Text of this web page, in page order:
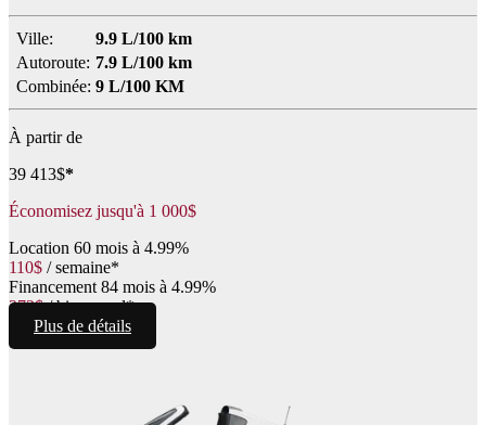
Ville:
9.9 L/100 km
Autoroute: 7.9 L/100 km
Combinée: 9 L/100 KM
À partir de
39 413$*
Économisez jusqu'à 1 000$
Location 60 mois à 4.99%
110$ /semaine*
Financement 84 mois à 4.99%
272$ /bimensuel*
Plus de détails